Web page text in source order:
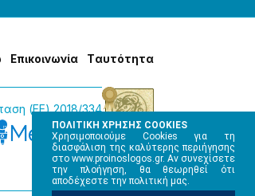
ΠΟΛΙΤΙΚΗ ΧΡΗΣΗΣ COOKIES
Χρησιμοποιούμε Cookies για τη
διασφάλιση της καλύτερης περιήγησης
στο www.proinoslogos.gr. Αν συνεχίσετε
την πλοήγηση, θα θεωρηθεί ότι
αποδέχεστε την πολιτική μας.
Επɩκοɩνωνία Tαυτότητα
(ΕΕ) 2018/334